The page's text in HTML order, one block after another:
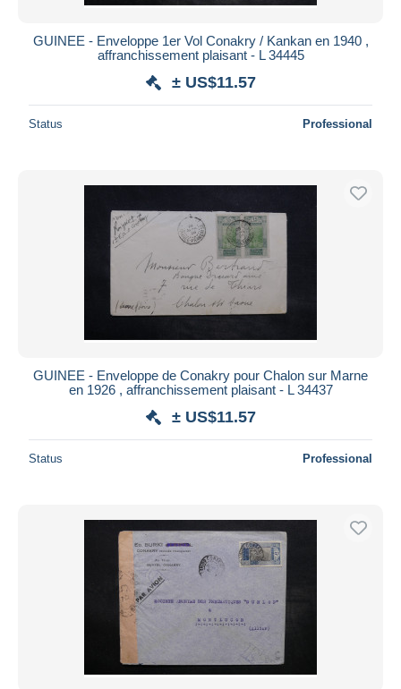
GUINEE - Enveloppe 1er Vol Conakry / Kankan en 1940 ,
affranchissement plaisant - L 34445
± US$11.57
Status Professional
GUINEE - Enveloppe de Conakry pour Chalon sur Marne
en 1926 , affranchissement plaisant - L 34437
± US$11.57
Status Professional